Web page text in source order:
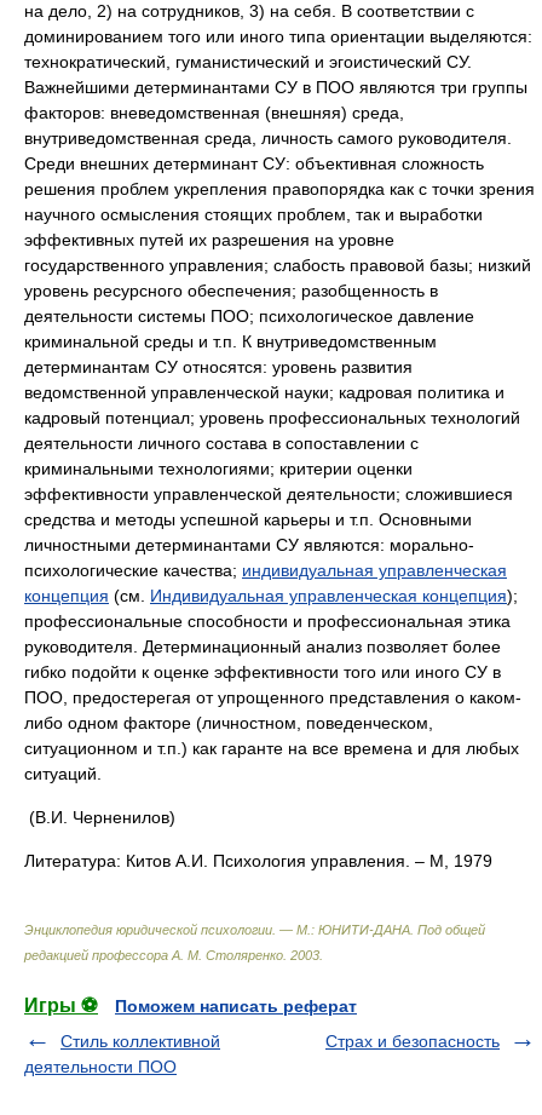
на дело, 2) на сотрудников, 3) на себя. В соответствии с
доминированием того или иного типа ориентации выделяются:
технократический, гуманистический и эгоистический СУ.
Важнейшими детерминантами СУ в ПОО являются три группы
факторов: вневедомственная (внешняя) среда,
внутриведомственная среда, личность самого руководителя.
Среди внешних детерминант СУ: объективная сложность
решения проблем укрепления правопорядка как с точки зрения
научного осмысления стоящих проблем, так и выработки
эффективных путей их разрешения на уровне
государственного управления; слабость правовой базы; низкий
уровень ресурсного обеспечения; разобщенность в
деятельности системы ПОО; психологическое давление
криминальной среды и т.п. К внутриведомственным
детерминантам СУ относятся: уровень развития
ведомственной управленческой науки; кадровая политика и
кадровый потенциал; уровень профессиональных технологий
деятельности личного состава в сопоставлении с
криминальными технологиями; критерии оценки
эффективности управленческой деятельности; сложившиеся
средства и методы успешной карьеры и т.п. Основными
личностными детерминантами СУ являются: морально-
психологические качества; индивидуальная управленческая
концепция (см. Индивидуальная управленческая концепция);
профессиональные способности и профессиональная этика
руководителя. Детерминационный анализ позволяет более
гибко подойти к оценке эффективности того или иного СУ в
ПОО, предостерегая от упрощенного представления о каком-
либо одном факторе (личностном, поведенческом,
ситуационном и т.п.) как гаранте на все времена и для любых
ситуаций.
(В.И. Черненилов)
Литература: Китов А.И. Психология управления. – М, 1979
Энциклопедия юридической психологии. — М.: ЮНИТИ-ДАНА Под общей
редакцией профессора А. М. Столяренко 2003
Игры ⚽
Поможем написать реферат
Стиль коллективной
деятельности ПОО
Страх и безопасность